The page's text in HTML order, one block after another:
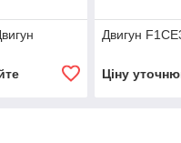
Двигун
Ціну